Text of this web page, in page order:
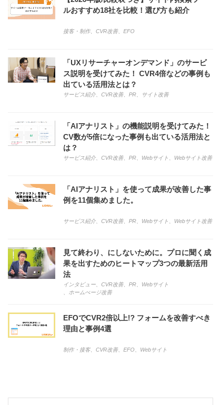
ルおすすめ18社を比較！選び方も紹介
接客・制作、 CVR改善、 EFO
「UXリサーチャーオンデマンド」のサービ
ス説明を受けてみた！ CVR4倍などの事例も
出ている活用法とは？
サービス紹介、 CVR改善、 PR サイト改善
「AIアナリスト」の機能説明を受けてみた！
CV数が5倍になった事例も出ている活用法と
は？
サービス紹介、 CVR改善、 PR Webサイト Webサイト改善
「AIアナリスト」を使って成果が改善した事
例を11個集めました。
サービス紹介、 CVR改善、 PR Webサイト Webサイト改善
見て終わり、にしないために。プロに聞く成
果を出すためのヒートマップ3つの最新活用
法
インタビュー CVR改善、 PR
Webサイト
ホームぺージ改善
EFOでCVR2倍以上!? フォームを改善すべき
理由と事例4選
制作・接客、 CVR改善、 EFO Webサイト